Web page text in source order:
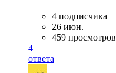
4 подписчика
26 июн.
459 просмотров
4
ответа